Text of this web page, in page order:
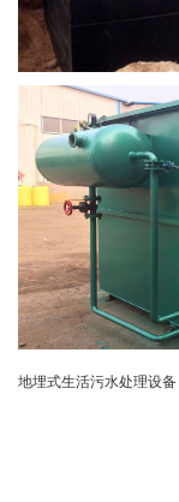
地埋式生活污水处理设备